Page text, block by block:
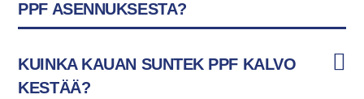
PPF ASENNUKSESTA?
KUINKA KAUAN SUNTEK PPF KALVO
KESTÄÄ?